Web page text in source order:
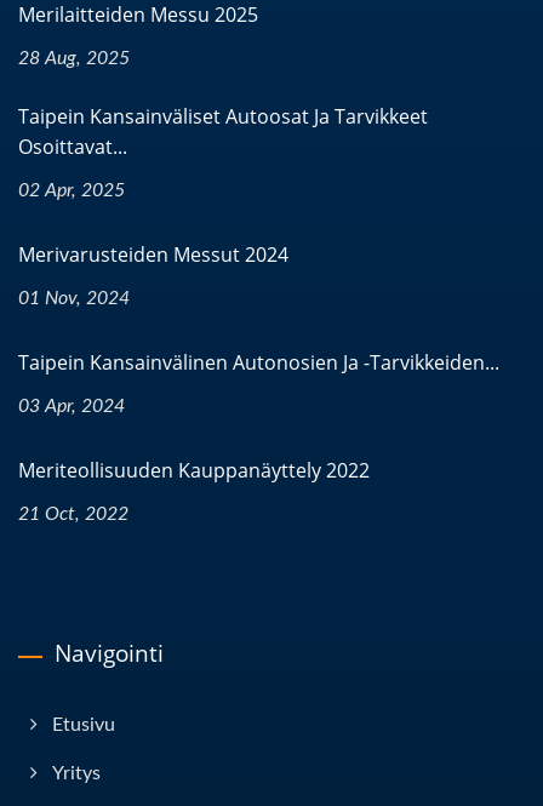
Merilaitteiden Messu 2025
28 Aug, 2025
Taipein Kansainväliset Autoosat Ja Tarvikkeet
Osoittavat...
02 Apr, 2025
Merivarusteiden Messut 2024
01 Nov, 2024
Taipein Kansainvälinen Autonosien Ja -tarvikkeiden...
03 Apr, 2024
Meriteollisuuden Kauppanäyttely 2022
21 Oct, 2022
Navigointi
Etusivu
Yritys